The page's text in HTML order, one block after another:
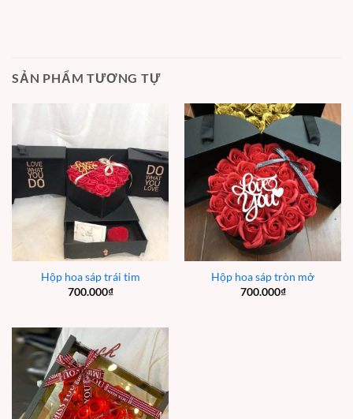
SẢN PHẨM TƯƠNG TỰ
Hộp hoa sáp trái tim
700.000₫
Hộp hoa sáp tròn mở
700.000₫